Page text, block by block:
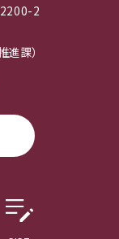
2
課）